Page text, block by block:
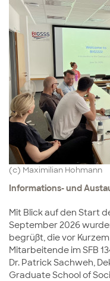
(c) Maximilian Hohmann
Informations- und
Mit Blick auf den Start
September 2026
begrüßt, die vor
Mitarbeitende im SFB
Dr. Patrick Sachweh,
Graduate School of